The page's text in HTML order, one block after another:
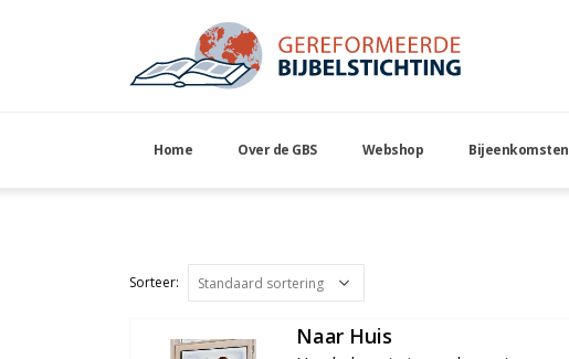
Home Over de GBS Webshop Bijeenkomsten
Naar Huis